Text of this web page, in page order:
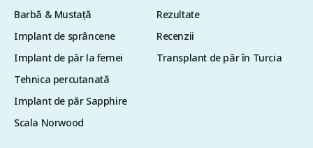
Barbă & Mustață
Implant de sprâncene
Implant de păr la femei
Tehnica percutanată
Implant de păr Sapphire
Scala Norwood
Rezultate
Recenzii
Transplant de păr în Turcia